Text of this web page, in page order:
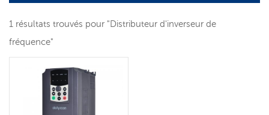
1 résultats trouvés pour "Distributeur d'inverseur de
fréquence"